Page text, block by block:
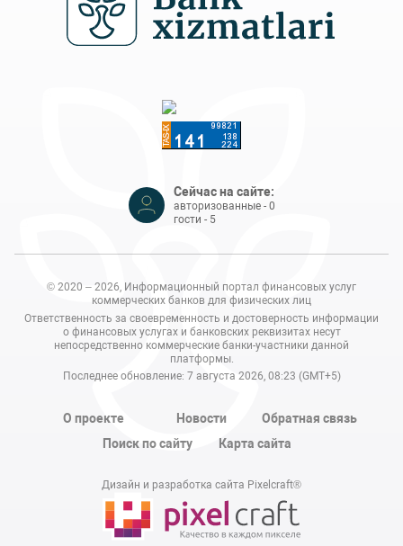
Сейчас на сайте:
авторизованные - 0
гости - 5
© 2020 – 2026, Информационный портал финансовых услуг
коммерческих банков для физических лиц
Ответственность за своевременность и достоверность информации
о финансовых услугах и банковских реквизитах несут
непосредственно коммерческие банки-участники данной
платформы.
Последнее обновление: 7 августа 2026, 08:23 (GMT+5)
О проекте Новости
Обратная связь
Поиск по сайту
Карта сайта
Дизайн и разработка сайта Pixelcraft®